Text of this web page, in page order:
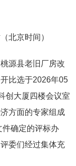
北京时间）
源县老旧厂房改
比选于2026年05
创大厦四楼会议室
方面的专家组成
件确定的评标办
委们经过集体充